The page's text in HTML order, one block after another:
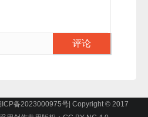
评论
ICP备2023000975号| Copyright © 2017